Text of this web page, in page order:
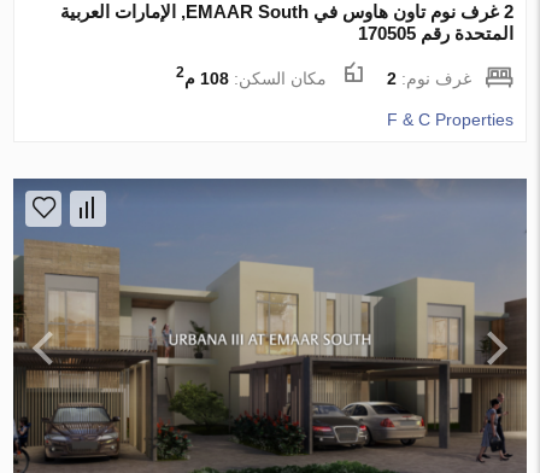
2 غرف نوم تاون هاوس في EMAAR South, الإمارات العربية
المتحدة رقم 170505
غرف نوم:2 مكان السكن:108 م 2
F & C Properties